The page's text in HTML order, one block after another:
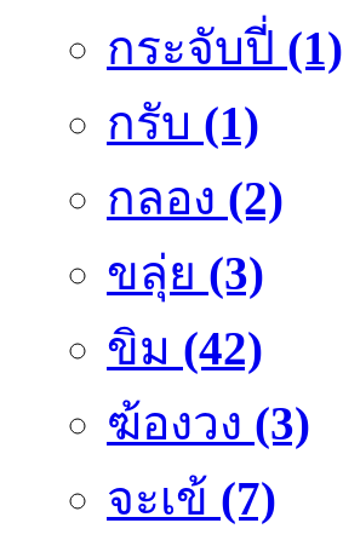
กระจับปี่ (1)
กรับ (1)
กลอง (2)
ขลุ่ย (3)
ขิม (42)
ฆ้องวง (3)
จะเข้ (7)